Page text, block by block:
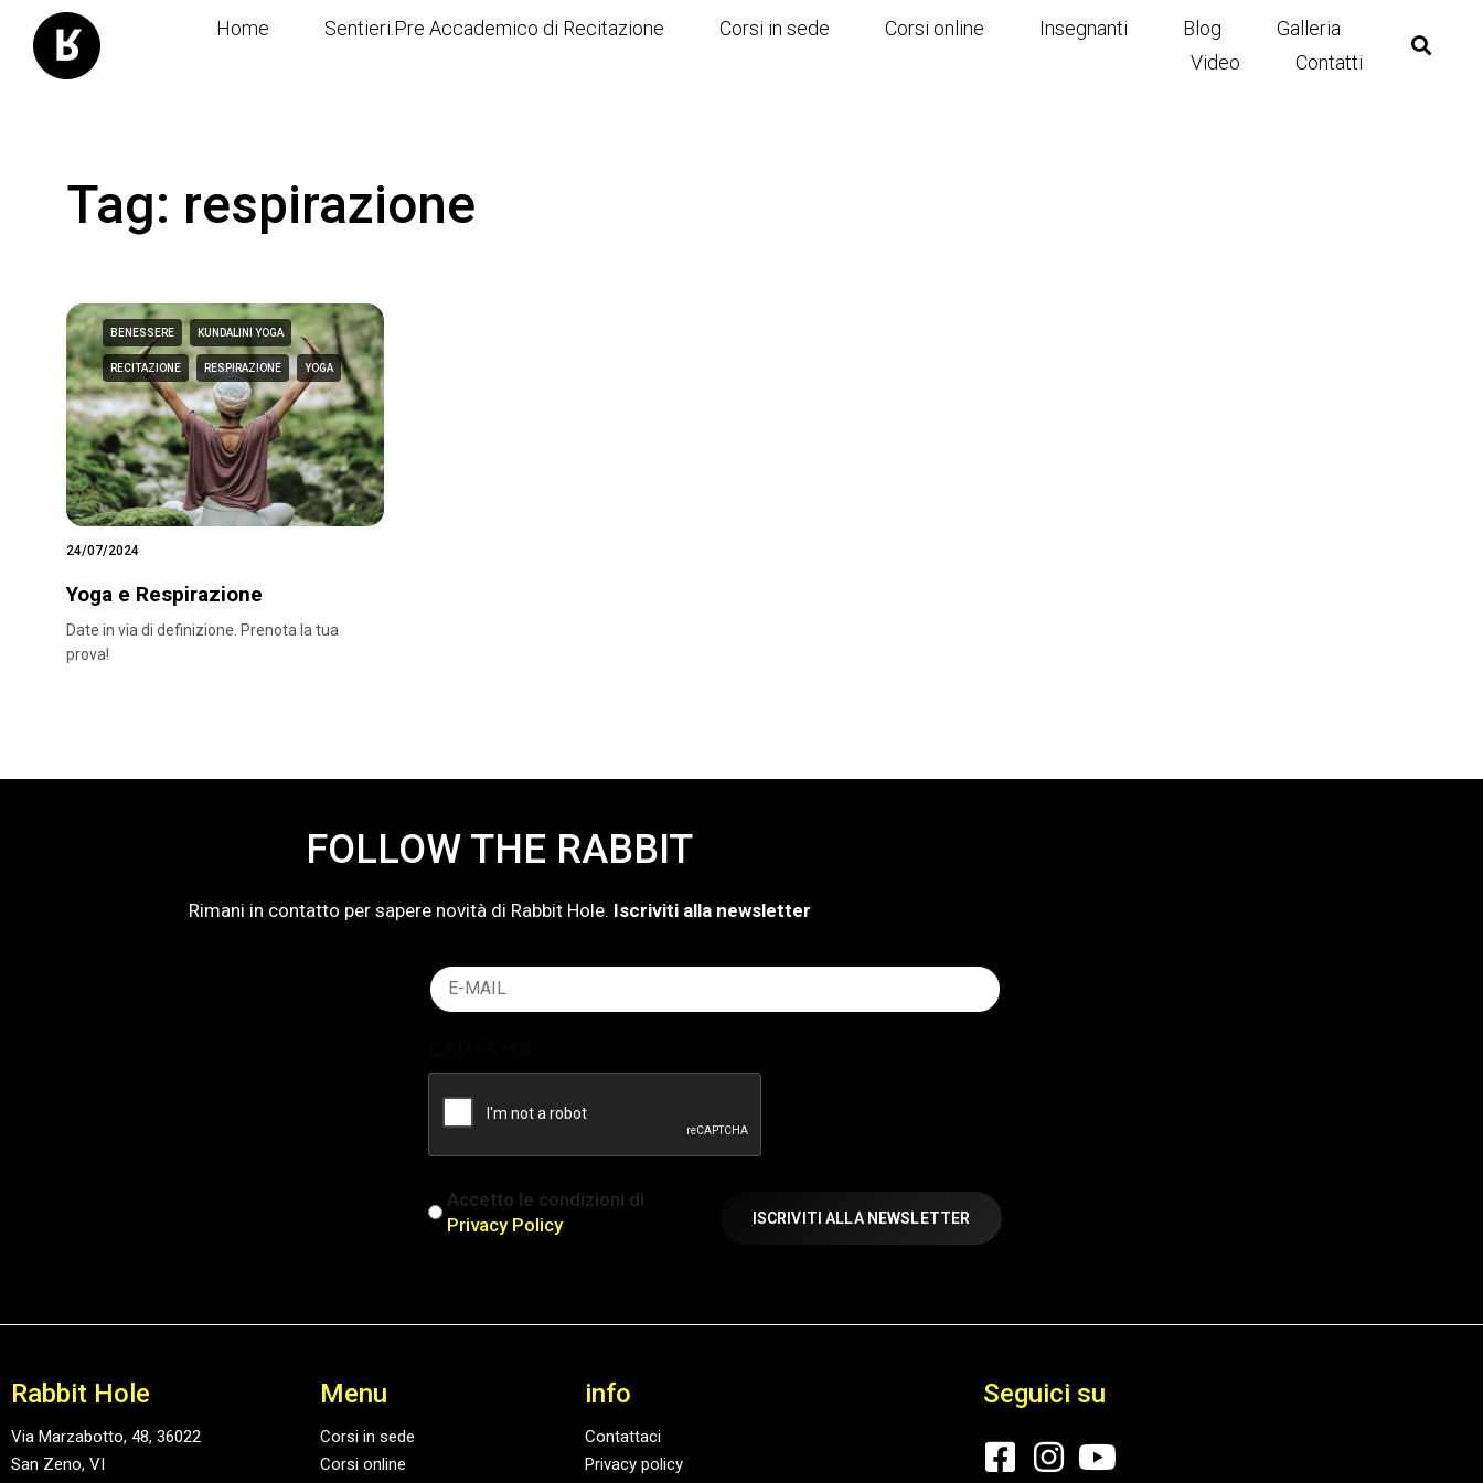
Home Sentieri.Pre Accademico di Recitazione Corsi in sede Corsi online Insegnanti Blog
Galleria
Video
Contatti
Tag: respirazione
BENESSERE KUNDALINI YOGA
RECITAZIONE RESPIRAZIONE YOGA
24/07/2024
Yoga e Respirazione
Date in via di definizione. Prenota la tua
prova!
FOLLOW THE RABBIT
Rimani in contatto per sapere novità di Rabbit Hole. Iscriviti alla newsletter
Email
(Obbligatorio)
iscrizione
(Obbligatorio)
Accetto le condizioni di
Privacy Policy
Rabbit Hole
Via Marzabotto, 48, 36022
San Zeno, VI
Menu
Corsi in sede
Corsi online
info
Contattaci
Privacy policy
Seguici su